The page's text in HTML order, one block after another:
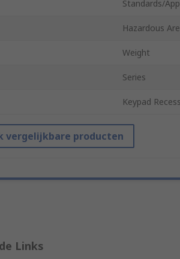
Standards/
Hazardous
Weight
Series
Keypad Recess
vergelijkbare producten
Links